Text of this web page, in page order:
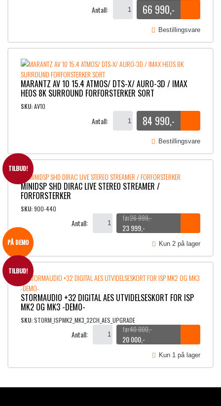
Antall: 66 990,-
Bestillingsvare
MARANTZ AV 10 15.4 ATMOS/ DTS-X/ AURO-3D / IMAX
HEOS 8K SURROUND FORFORSTERKER SORT
SKU:AV10
Antall: 84 990,-
Bestillingsvare
TILBUD!
PÅ DEMO
MINIDSP SHD DIRAC LIVE STEREO STREAMER /
FORFORSTERKER
SKU:900-440
Antall: 26 999,-
O
r
n
e
i
g
p
23 999,-
N
æ
e
d
p
r
i
Kun 2 på lager
TILBUD!
STORMAUDIO +32 DIGITAL AES UTVIDELSESKORT FOR ISP
MK2 OG MK3 -DEMO-
SKU:STORM_ISPMK2_MK3_32CH_AES_UPGRADE
Antall: 40 000,-
O
r
n
20 000,-
N
æ
e
Kun 1 på lager